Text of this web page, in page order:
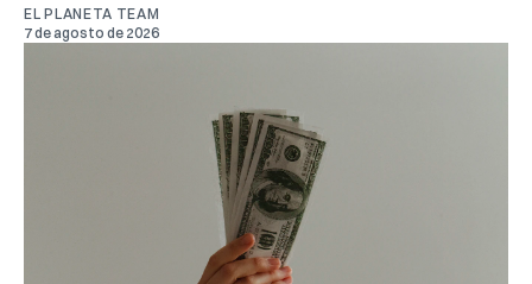
EL PLANETA TEAM
7 de agosto de 2026